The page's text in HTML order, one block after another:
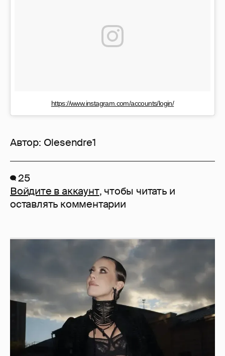
https://www.instagram.com/accounts/login/
Автор: Olesendre1
25
Войдите в аккаунт, чтобы читать и
оставлять комментарии